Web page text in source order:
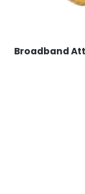
Broadband